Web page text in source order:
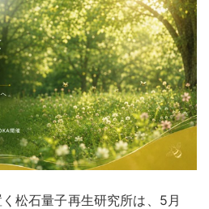
松石量子再生研究所は、5月